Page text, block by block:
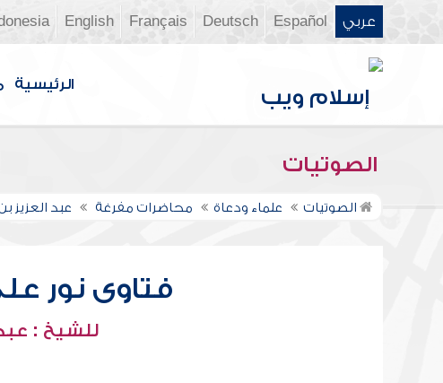
عربي Español
Deutsch
Français
English
الرئيسية
الصوتيات
الصوتيات علماء ودعاة محاضرات مفرغة عبد العزيز بن
فتاوى نور على
للشيخ : عبد